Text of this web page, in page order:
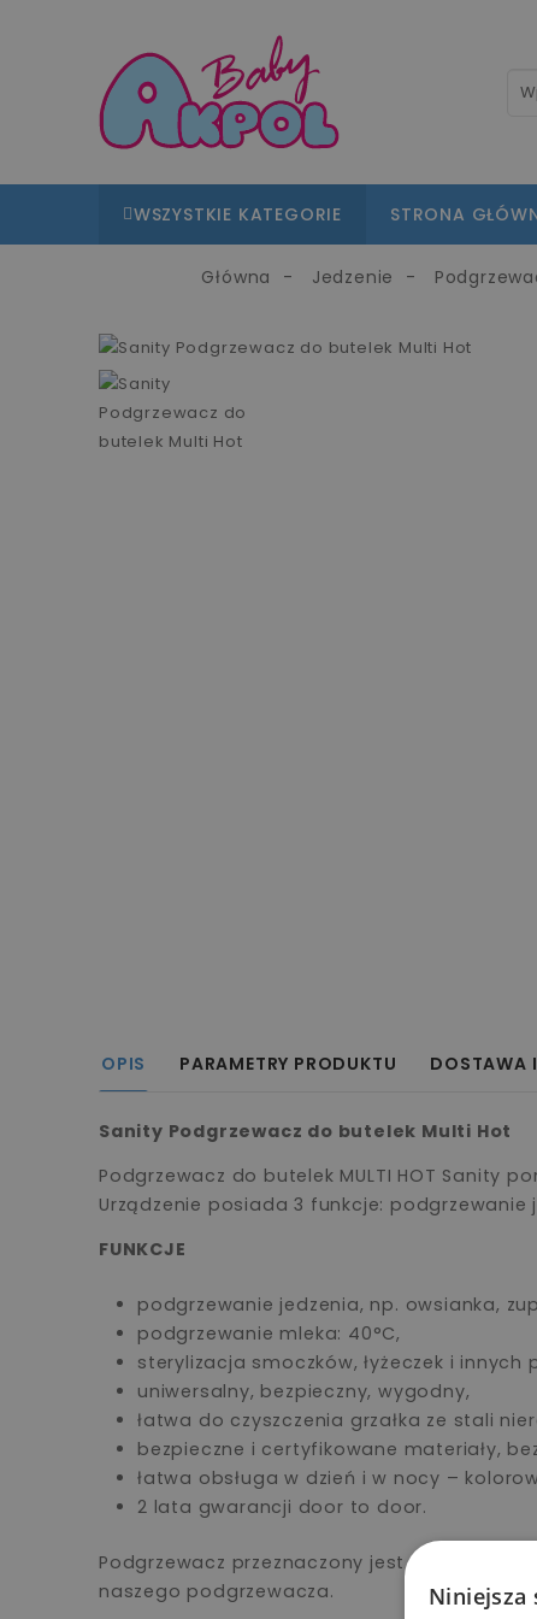
WSZYSTKIE KATEGORIE STRONA
Główna Jedzenie
OPIS PARAMETRY PRODUKTU DOSTAWA
Sanity Podgrzewacz do butelek Multi Hot
Podgrzewacz do butelek MULTI HOT
Urządzenie posiada 3 funkcje:
FUNKCJE
podgrzewanie jedzenia, np. owsianka,
podgrzewanie mleka: 40°C,
sterylizacja smoczków, łyżeczek i innych
uniwersalny, bezpieczny, wygodny,
łatwa do czyszczenia grzałka ze stali
bezpieczne i certyfikowane materiały,
łatwa obsługa w dzień i w nocy –
2 lata gwarancji door to door.
Podgrzewacz przeznaczony jest do użytku
naszego podgrzewacza.
Niniejsza